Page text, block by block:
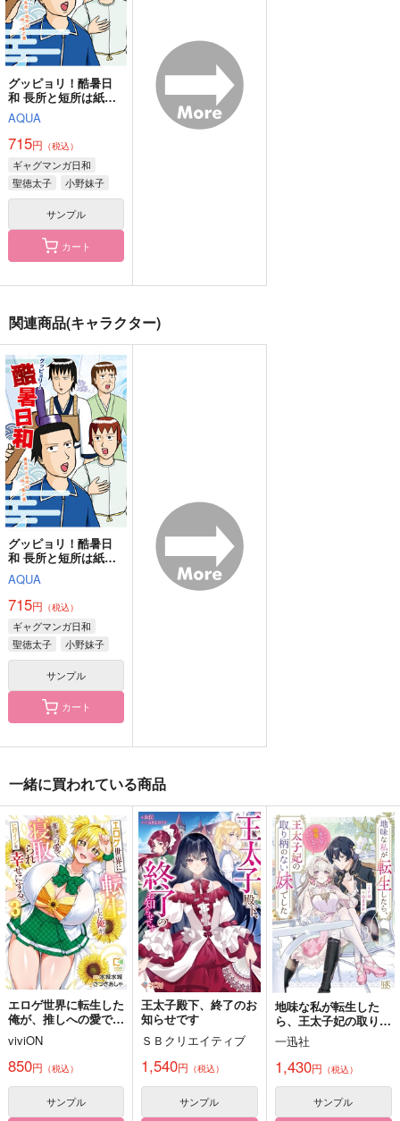
サンプル
作品詳細 作品詳細
つかり稽古は愛の証～
1,887円（税込）
鉢屋三郎×尾浜勘右衛門
サンプル
作品詳細
DOS
472円
人は嘶き馬は踊る
dotabata
作品詳細
1,100円（税込）
作品詳細 作品詳細
状態異常
シメリギニ
944円
ラブアンドデストロイ
シメリギニ
787円
ぼくとおとうさんと温
泉旅行
シメリギニ
グッピョリ！酷暑日
和 長所と短所は紙一
重の巻
AQUA
715円 （税込）
ギャグマンガ日和
聖徳太子
小野妹子
松尾芭蕉
サンプル
カート
関連商品(キャラクター)
グッピョリ！酷暑日
和 長所と短所は紙一
重の巻
AQUA
715円 （税込）
ギャグマンガ日和
聖徳太子
小野妹子
松尾芭蕉
サンプル
カート
一緒に買われている商品
エロゲ世界に転生した
俺が、推しへの愛で寝
取られヒロインを幸せ
にする。 3
viviON
850円 （税込）
サンプル
王太子殿下、終了のお
知らせです
ＳＢクリエイティブ
1,540円 （税込）
サンプル
地味な私が転生した
ら、王太子妃の取り柄
のない妹でした 幼な
じみ公爵令息に溺愛さ
れつつ、私なりの居場
所を探します
一迅社
1,430円 （税込）
サンプル